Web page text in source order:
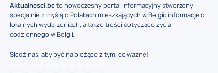
Aktualnosci.beto nowoczesny portal informacyjny stworzony
specjalnie z myślą o Polakach mieszkających w Belgii: informacje o
lokalnych wydarzeniach, a także treści dotyczące życia
codziennego w Belgii.
Śledź nas, aby być na bieżąco z tym, co ważne!